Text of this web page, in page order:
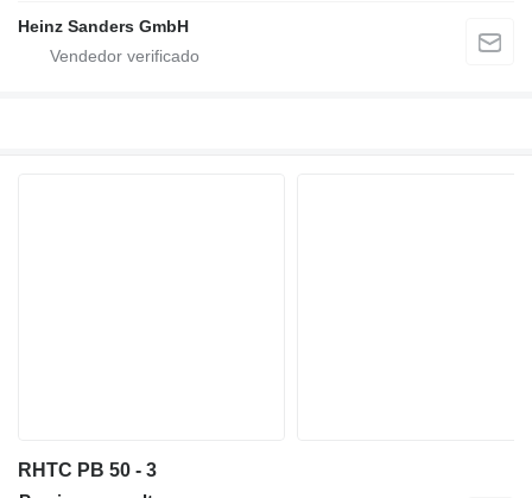
Heinz Sanders GmbH
RHTC PB 50 - 3